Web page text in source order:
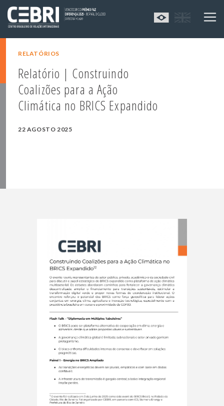
RELATÓRIOS
Relatório | Construindo
Coalizões para a Ação
Climática no BRICS Expandido
22 AGOSTO 2025